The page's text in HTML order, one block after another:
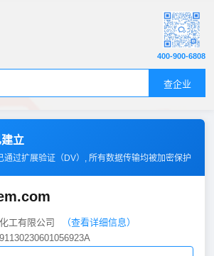
查企业
400-900-6808
立
通过扩展验证（DV）, 所有数据传输均被加密保护
工有限公司
（查看详细信息）